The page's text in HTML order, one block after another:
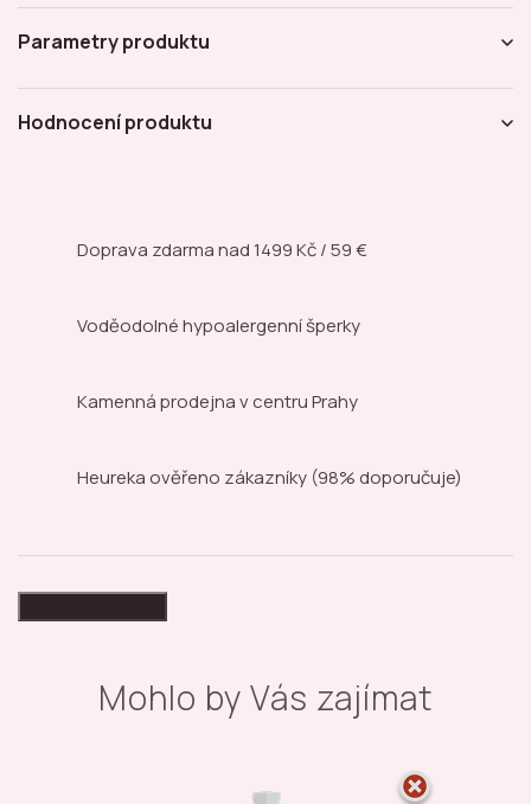
Parametry produktu
Hodnocení produktu
Doprava zdarma nad1499 Kč / 59 €
Voděodolné hypoalergenní šperky
Kamenná prodejnav centru Prahy
Heureka ověřeno zákazníky (98% doporučuje)
Mohlo by Vás zajímat